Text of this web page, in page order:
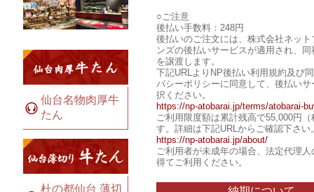
仙台名物肉厚牛
たん
杜の都仙台 薄切
○ご注意
後払い手数料：248円
後払いのご注文には、株式会社ネット
ンズの後払いサービスが適用され、
を譲渡します。
下記URLよりNP後払い利用規約及び
バシーポリシーに同意して、後払い
択ください。
https://np-atobarai.jp/terms/atobarai-
ご利用限度額は累計残高で55,000円
す。詳細は下記URLからご確認下さい
https://np-atobarai.jp/about/
ご利用者が未成年の場合、法定代理
得てご利用ください。